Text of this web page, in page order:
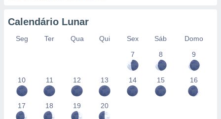
estudos
Calendário Lunar
Seg Ter Qua Qui Sex Sáb
Domo
7
8 9
10 11 12 13 14 15 16
17 18 19 20